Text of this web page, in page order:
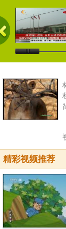
精彩视频推荐